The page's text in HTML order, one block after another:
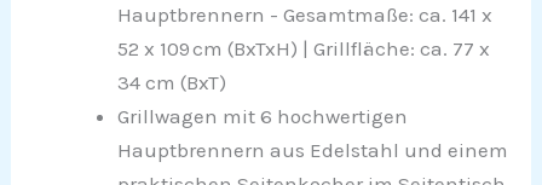
Hauptbrennern - Gesamtmaße: ca. 141 x
52 x 109 cm (BxTxH) | Grillfläche: ca. 77 x
34 cm (BxT)
Grillwagen mit 6 hochwertigen
Hauptbrennern aus Edelstahl und einem